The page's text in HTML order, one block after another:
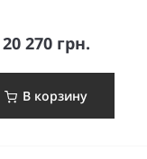
20 270 грн.
В корзину